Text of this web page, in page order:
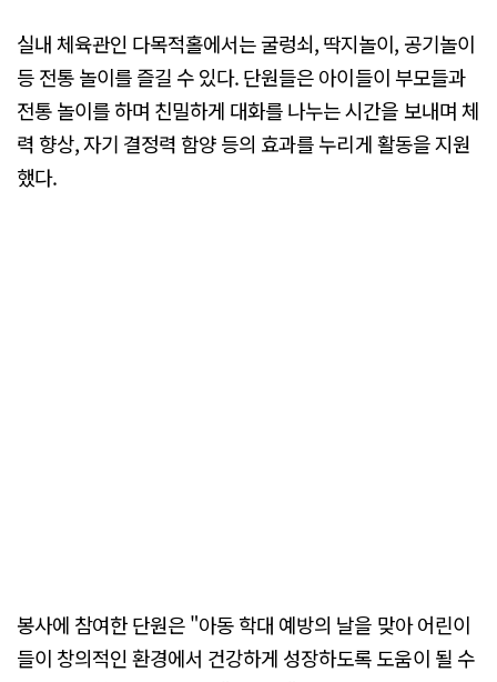
실내 체육관인 다목적홀에서는 굴렁쇠, 딱지놀이, 공기놀이
등 전통 놀이를 즐길 수 있다. 단원들은 아이들이 부모들과
전통 놀이를 하며 친밀하게 대화를 나누는 시간을 보내며 체
력 향상, 자기 결정력 함양 등의 효과를 누리게 활동을 지원
했다.
봉사에 참여한 단원은 "아동 학대 예방의 날을 맞아 어린이
들이 창의적인 환경에서 건강하게 성장하도록 도움이 될 수